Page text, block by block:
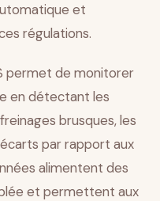
et
régulations.
permet de monitorer
en détectant les
brusques, les
par rapport aux
alimentent des
et permettent aux